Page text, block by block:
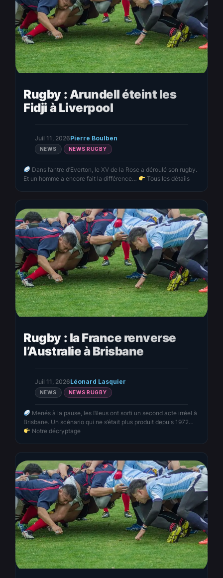
Rugby : Arundell éteint les
Fidji à Liverpool
Juil 11, 2026Pierre Boulben
NEWS NEWS RUGBY
Dans l’antre d’Everton, le XV de la Rose a déroulé son rugby.
Et un homme a encore fait la différence…
Tous les détails
Rugby : la France renverse
l’Australie à Brisbane
Juil 11, 2026Léonard Lasquier
NEWS NEWS RUGBY
Menés à la pause, les Bleus ont sorti un second acte irréel à
Brisbane. Un scénario qui ne s’était plus produit depuis 1972…
Notre décryptage